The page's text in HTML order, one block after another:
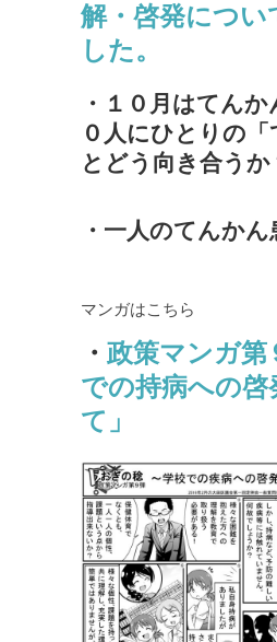
解・啓発につい
した。
・１０月はてんか
０人にひとりの「
とどう向き合うか
・一人のてんか
マンガはこちら
・ 政策マンガ第
での持病への啓
て」